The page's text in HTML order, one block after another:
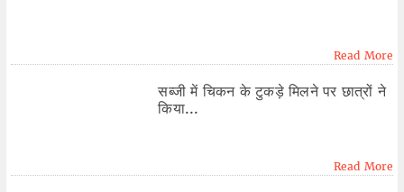
Read More
सब्जी में चिकन के टुकड़े मिलने पर छात्रों ने
किया...
Read More